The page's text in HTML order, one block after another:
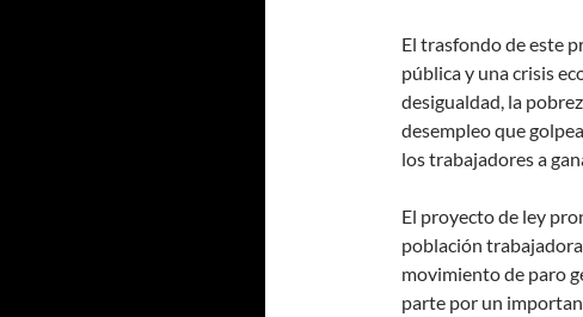
El trasfondo de este
pública y una crisis
desigualdad, la
desempleo que
los trabajadores a
El proyecto de ley
población
movimiento de paro
parte por un